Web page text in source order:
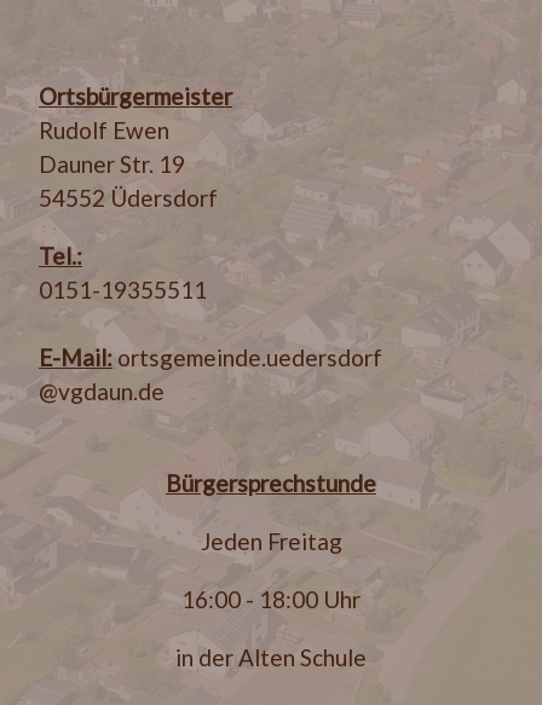
Ortsbürgermeister
Rudolf Ewen
Dauner Str. 19
54552 Üdersdorf
Tel.:
0151-19355511
E-Mail: ortsgemeinde.uedersdorf
@vgdaun.de
Bürgersprechstunde
Jeden Freitag
16:00 - 18:00 Uhr
in der Alten Schule